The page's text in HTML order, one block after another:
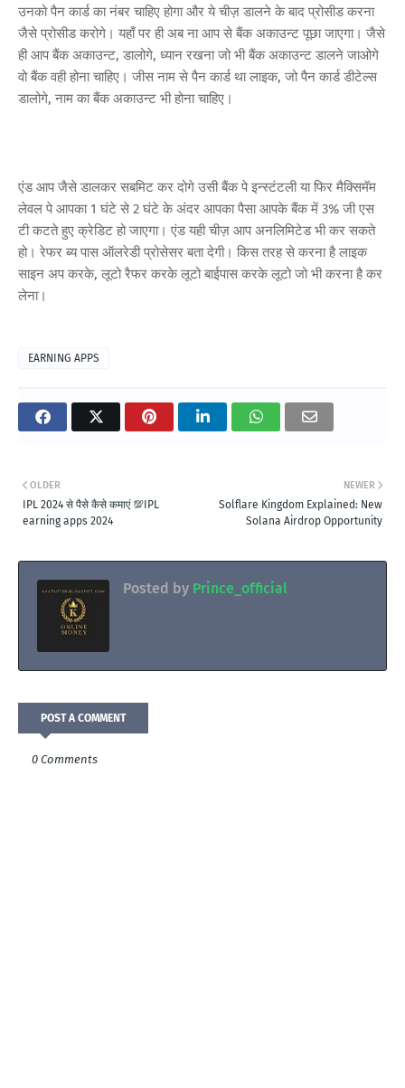
उनको पैन कार्ड का नंबर चाहिए होगा और ये चीज़ डालने के बाद प्रोसीड करना
जैसे प्रोसीड करोगे। यहाँ पर ही अब ना आप से बैंक अकाउन्ट पूछा जाएगा। जैसे
ही आप बैंक अकाउन्ट, डालोगे, ध्यान रखना जो भी बैंक अकाउन्ट डालने जाओगे
वो बैंक वही होना चाहिए। जीस नाम से पैन कार्ड था लाइक, जो पैन कार्ड डीटेल्स
डालोगे, नाम का बैंक अकाउन्ट भी होना चाहिए।
एंड आप जैसे डालकर सबमिट कर दोगे उसी बैंक पे इन्स्टंटली या फिर मैक्सिमॅम
लेवल पे आपका 1 घंटे से 2 घंटे के अंदर आपका पैसा आपके बैंक में 3% जी एस
टी कटते हुए क्रेडिट हो जाएगा। एंड यही चीज़ आप अनलिमिटेड भी कर सकते
हो। रेफर ब्य पास ऑलरेडी प्रोसेसर बता देगी। किस तरह से करना है लाइक
साइन अप करके, लूटो रैफर करके लूटो बाईपास करके लूटो जो भी करना है कर
लेना।
EARNING APPS
NEWER
Solflare Kingdom Explained: New
Solana Airdrop Opportunity
OLDER
IPL 2024 से पैसे कैसे कमाएं 💯IPL
earning apps 2024
Posted by Prince_official
POST A COMMENT
0 Comments